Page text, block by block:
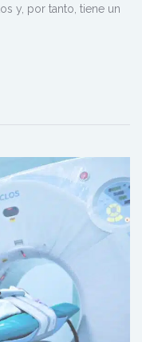
y, por tanto, tiene un